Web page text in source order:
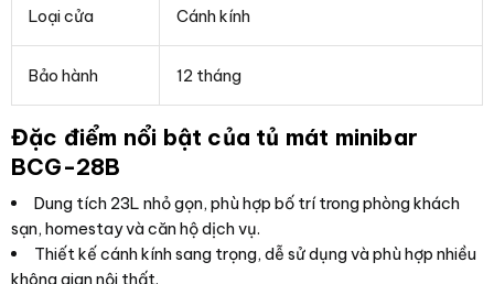
Loại cửa Cánh kính
Bảo hành 12 tháng
Đặc điểm nổi bật của tủ mát minibar
BCG-28B
Dung tích 23L nhỏ gọn, phù hợp bố trí trong phòng khách
sạn, homestay và căn hộ dịch vụ.
Thiết kế cánh kính sang trọng, dễ sử dụng và phù hợp nhiều
không gian nội thất.